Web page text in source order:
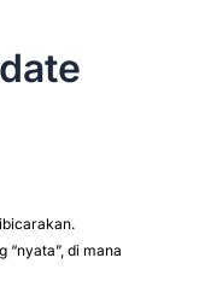
“nyata”, di mana